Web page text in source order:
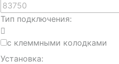
Тип подключения:
с клеммными колодками
Установка: